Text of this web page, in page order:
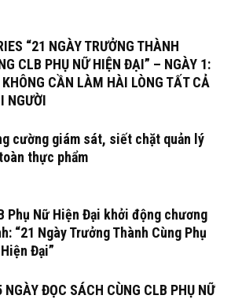
“21 NGÀY TRƯỞNG THÀNH
CLB PHỤ NỮ HIỆN ĐẠI” – NGÀY 1:
KHÔNG CẦN LÀM HÀI LÒNG TẤT CẢ
NGƯỜI
cường giám sát, siết chặt quản lý
thực phẩm
Phụ Nữ Hiện Đại khởi động chương
“21 Ngày Trưởng Thành Cùng Phụ
Đại”
NGÀY ĐỌC SÁCH CÙNG CLB PHỤ NỮ